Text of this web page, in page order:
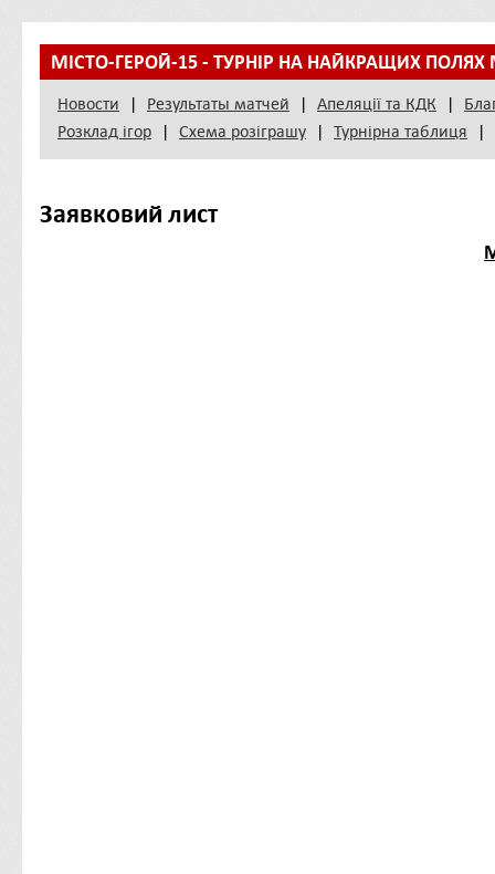
МІСТО-ГЕРОЙ-15 - ТУРНІР НА НАЙКРАЩИХ ПОЛЯХ
Новости | Результаты матчей | Апеляції та КДК |
Розклад ігор
| Схема розіграшу | Турнірна таблиця |
Заявковий лист